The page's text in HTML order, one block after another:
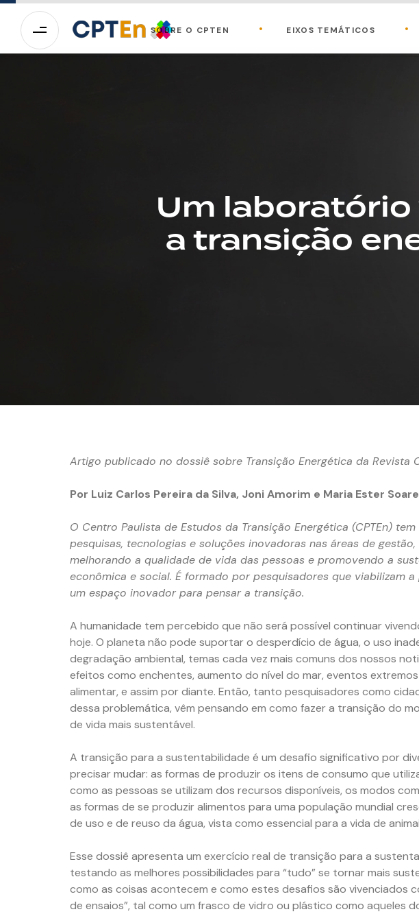
SOBRE O CPTEN EIXOS TEMÁTICOS
Um
a transição
Artigo publicado no dossiê sobre Transição Energética da Revista
Por Luiz Carlos Pereira da Silva, Joni Amorim e Maria Ester
O Centro Paulista de Estudos da Transição Energética (CPTEn)
pesquisas, tecnologias e soluções inovadoras nas áreas de
melhorando a qualidade de vida das pessoas e promovendo a
econômica e social. É formado por pesquisadores que viabilizam
um espaço inovador para pensar a transição.
A humanidade tem percebido que não será possível continuar
hoje. O planeta não pode suportar o desperdício de água, o uso
degradação ambiental, temas cada vez mais comuns dos nossos
efeitos como enchentes, aumento do nível do mar, eventos
alimentar, e assim por diante. Então, tanto pesquisadores como
dessa problemática, vêm pensando em como fazer a transição do
de vida mais sustentável.
A transição para a sustentabilidade é um desafio significativo por
precisar mudar: as formas de produzir os itens de consumo que
como as pessoas se utilizam dos recursos disponíveis, os modos
as formas de se produzir alimentos para uma população mundial
de uso e de reuso da água, vista como essencial para a vida de
Esse dossiê apresenta um exercício real de transição para a
testando as melhores possibilidades para “tudo” se tornar mais
como as coisas acontecem e como estes desafios são vivenciados
de ensaios”, tal como um frasco de vidro ou plástico como aqueles